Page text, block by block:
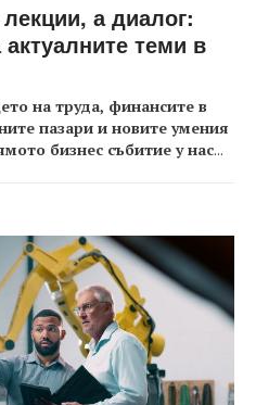
а диалог:
теми в
на труда, финансите в
пазари и новите умения
бизнес събитие у нас...